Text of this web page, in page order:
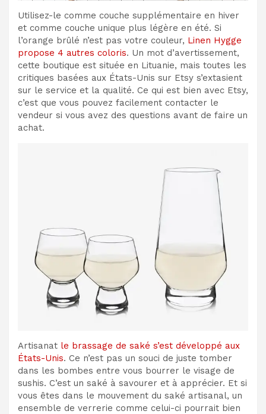
Utilisez-le comme couche supplémentaire en hiver
et comme couche unique plus légère en été. Si
l’orange brûlé n’est pas votre couleur, Linen Hygge
propose 4 autres coloris. Un mot d’avertissement,
cette boutique est située en Lituanie, mais toutes les
critiques basées aux États-Unis sur Etsy s’extasient
sur le service et la qualité. Ce qui est bien avec Etsy,
c’est que vous pouvez facilement contacter le
vendeur si vous avez des questions avant de faire un
achat.
Artisanat le brassage de saké s’est développé aux
États-Unis. Ce n’est pas un souci de juste tomber
dans les bombes entre vous bourrer le visage de
sushis. C’est un saké à savourer et à apprécier. Et si
vous êtes dans le mouvement du saké artisanal, un
ensemble de verrerie comme celui-ci pourrait bien